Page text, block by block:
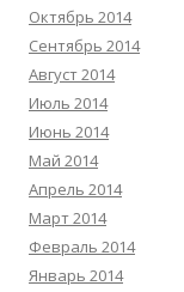
Октябрь 2014
Сентябрь 2014
Август 2014
Июль 2014
Июнь 2014
Май 2014
Апрель 2014
Март 2014
Февраль 2014
Январь 2014